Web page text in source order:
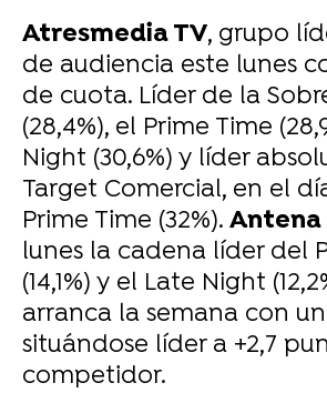
Atresmedia TV, grupo
de audiencia este lunes
de cuota. Líder de la
(28,4%), el Prime Time
Night (30,6%) y líder
Target Comercial, en el
Prime Time (32%). Antena
lunes la cadena líder del
(14,1%) y el Late Night
arranca la semana con un
situándose líder a +2,7
competidor.